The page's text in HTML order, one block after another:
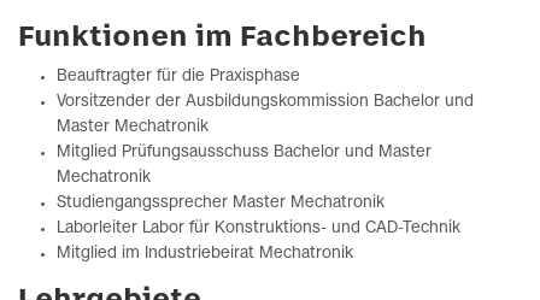
Funktionen im Fachbereich
Beauftragter für die Praxisphase
Vorsitzender der Ausbildungskommission Bachelor und
Master Mechatronik
Mitglied Prüfungsausschuss Bachelor und Master
Mechatronik
Studiengangssprecher Master Mechatronik
Laborleiter Labor für Konstruktions- und CAD-Technik
Mitglied im Industriebeirat Mechatronik